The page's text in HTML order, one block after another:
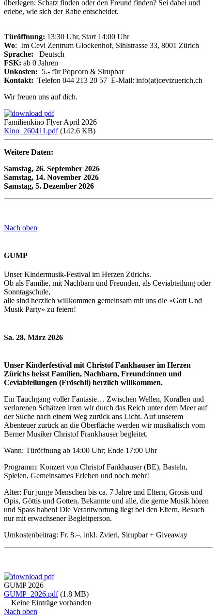
überlegen: Schatz finden oder den Freund finden? Sei dabei und
erlebe, wie sich der Rabe entscheidet.
Türöffnung: 13:30 Uhr, Start 14:00 Uhr
Wo: Im Cevi Zentrum Glockenhof, Sihlstrasse 33, 8001 Zürich
Sprache:
Deutsch
FSK: ab 0 Jahren
Unkosten: 5.- für Popcorn & Sirupbar
Kontakt: Telefon 044 213 20 57 E-Mail: info(at)cevizuerich.ch
Wir freuen uns auf dich.
Familienkino Flyer April 2026
Kino_260411.pdf(142.6 KB)
Weitere Daten:
Samstag, 26. September 2026
Samstag, 14. November 2026
Samstag, 5. Dezember 2026
Nach oben
GUMP
Unser Kindermusik-Festival im Herzen Zürichs.
Ob als Familie, mit Nachbarn und Freunden, als Ceviabteilung oder
Sonntagschule,
alle sind herzlich willkommen gemeinsam mit uns die «Gott Und
Musik Party» zu feiern!
Sa. 28. März 2026
Unser Kinderfestival mit Christof Fankhauser im Herzen
Zürichs heisst Familien, Nachbarn, Freund:innen und
Ceviabteilungen (Fröschli) herzlich willkommen.
Ein Tauchgang voller Fantasie… Zwischen Wellen, Korallen und
verlorenen Schätzen irren wir durch das Reich unter dem Meer auf
der Suche nach einem Weg zurück ans Licht. Auf unserem
Abenteuer zurück an die Oberfläche werden wir musikalisch vom
Berner Musiker Christof Frankhauser begleitet.
Wann: Türöffnung ab 14:00 Uhr; Ende 17:00 Uhr
Programm: Konzert von Christof Fankhauser (BE), Basteln,
Spielen, Gemeinsames Erleben und noch mehr!
Alter: Für junge Menschen bis ca. 7 Jahre und Eltern, Grosis und
Opis, Göttis und Gotten, Bekannte und alle, die gerne Musik hören
und Spass haben! Die Verantwortung liegt bei den Eltern, Besuch
nur mit erwachsener Begleitperson.
Umkostenbeitrag: Fr. 8.–, inkl. Zvieri, Sirupbar + Giveaway
GUMP 2026
GUMP_2026.pdf(1.8 MB)
Keine Einträge vorhanden
Nach oben